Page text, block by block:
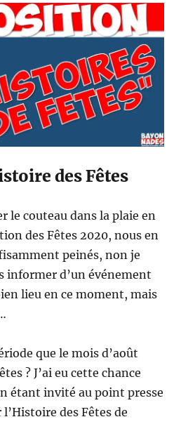
des Fêtes
le couteau dans la plaie en
des Fêtes 2020, nous en
peinés, non je
informer d’un événement
lieu en ce moment, mais
que le mois d’août
? J’ai eu cette chance
étant invité au point presse
des Fêtes de